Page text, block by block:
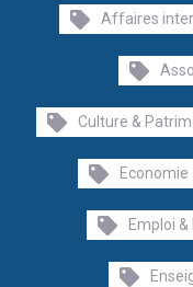
Affaires
Culture &
Economie
Emploi